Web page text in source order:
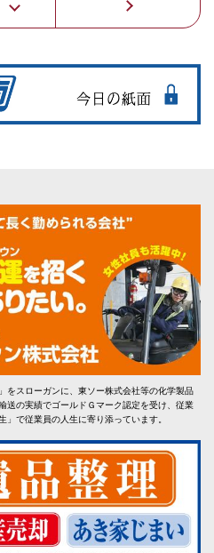
スローガンに、東ソー株式会社等の化学製品
送の実績でゴールドＧマーク認定を受け、従業
」で従業員の人生に寄り添っています。